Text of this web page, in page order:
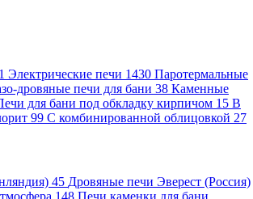
Электрические печи 1430 Паротермальные
дровяные печи для бани 38 Каменные
для бани под обкладку кирпичом 15 В
99 С комбинированной облицовкой 27
45 Дровяные печи Эверест (Россия)
148 Печи каменки для бани